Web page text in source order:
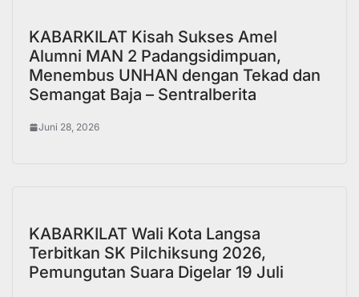
KABARKILAT Kisah Sukses Amel
Alumni MAN 2 Padangsidimpuan,
Menembus UNHAN dengan Tekad dan
Semangat Baja – Sentralberita
Juni 28, 2026
KABARKILAT Wali Kota Langsa
Terbitkan SK Pilchiksung 2026,
Pemungutan Suara Digelar 19 Juli